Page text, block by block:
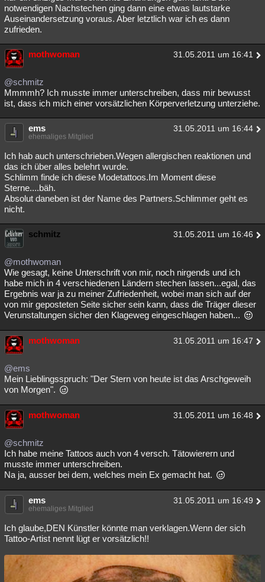
notwendigen Nachstechen ging dann eine etwas lautstarke
Auseinandersetzung voraus. Aber letztlich war ich es dann
zufrieden.
mothwoman 31.05.2011 um 16:41
@schmitz
Mmmmh? Ich musste immer unterschreiben, dass mir bewusst
ist, dass ich mich einer vorsätzlichen Körperverletzung unterziehe.
ems 31.05.2011 um 16:44
ehemaliges Mitglied
Ich hab auch unterschrieben.Wegen allergischen reaktionen und
das ich über alles belehrt wurde.
Schlimm finde ich diese Modetattoos.Im Moment diese
Sterne....bäh.
Absolut daneben ist der Name des Partners.Schlimmer geht es
nicht.
schmitz 31.05.2011 um 16:46
@mothwoman
Wie gesagt, keine Unterschrift von mir, noch nirgends und ich
habe mich in 4 verschiedenen Ländern stechen lassen...egal, das
Ergebnis war ja zu meiner Zufriedenheit, wobei man sich auf der
von mir geposteten Seite sicher sein kann, dass die Träger dieser
Verunstaltungen sicher den Klageweg eingeschlagen haben...
mothwoman 31.05.2011 um 16:47
@ems
Mein Lieblingsspruch: "Der Stern von heute ist das Arschgeweih
von Morgen".
mothwoman 31.05.2011 um 16:48
@schmitz
Ich habe meine Tattoos auch von 4 versch. Tätowierern und
musste immer unterschreiben.
Na ja, ausser bei dem, welches mein Ex gemacht hat.
ems 31.05.2011 um 16:49
ehemaliges Mitglied
Ich glaube,DEN Künstler könnte man verklagen.Wenn der sich
Tattoo-Artist nennt lügt er vorsätzlich!!